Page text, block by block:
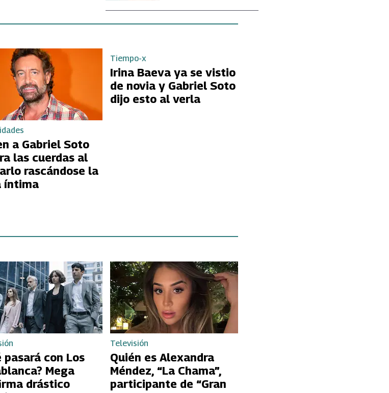
a Gabriel Soto
las cuerdas al
rascándose la
íntima
Tiempo-x
Irina Baeva ya se vistio
de novia y Gabriel Soto
dijo esto al verla
pasará con Los
Mega
drástico
Televisión
Quién es Alexandra
Méndez, “La Chama”,
participante de “Gran